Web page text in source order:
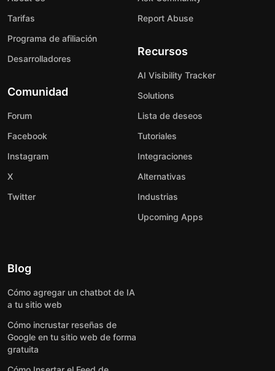
Tarifas
Programa de afiliación
Desarrolladores
Comunidad
Forum
Facebook
Instagram
X
Twitter
Report Abuse
Recursos
AI Visibility Tracker
Solutions
Lista de deseos
Tutoriales
Integraciones
Alternativas
Industrias
Upcoming Apps
Blog
Cómo agregar un chatbot de IA
a tu sitio web
Cómo incrustar reseñas de
Google en tu sitio web de forma
gratuita